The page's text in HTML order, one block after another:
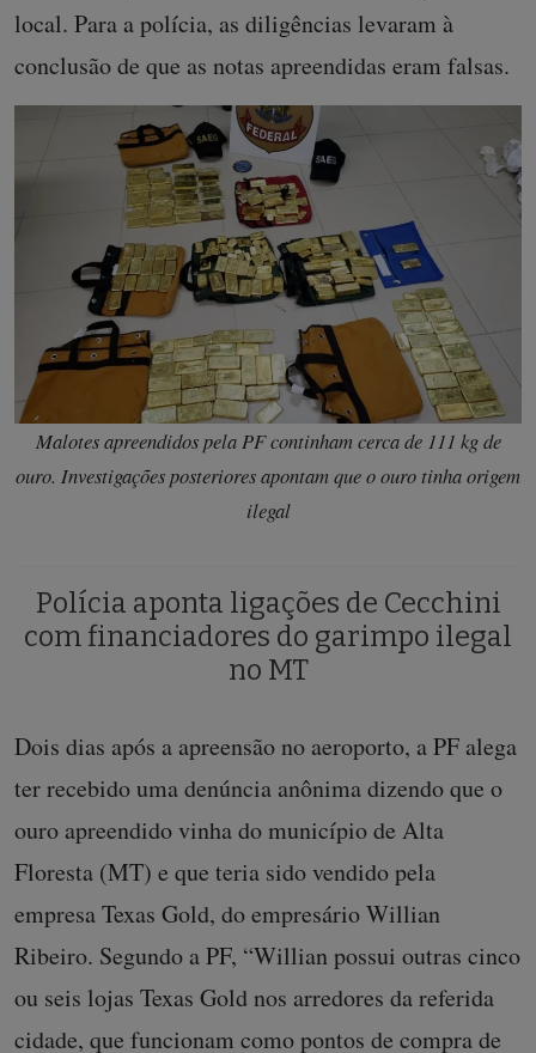
local. Para a polícia, as diligências levaram à
conclusão de que as notas apreendidas eram falsas.
Malotes apreendidos pela PF continham cerca de 111 kg de
ouro. Investigações posteriores apontam que o ouro tinha origem
ilegal
Polícia aponta ligações de Cecchini
com financiadores do garimpo ilegal
no MT
Dois dias após a apreensão no aeroporto, a PF alega
ter recebido uma denúncia anônima dizendo que o
ouro apreendido vinha do município de Alta
Floresta (MT) e que teria sido vendido pela
empresa Texas Gold, do empresário Willian
Ribeiro. Segundo a PF, “Willian possui outras cinco
ou seis lojas Texas Gold nos arredores da referida
cidade, que funcionam como pontos de compra de